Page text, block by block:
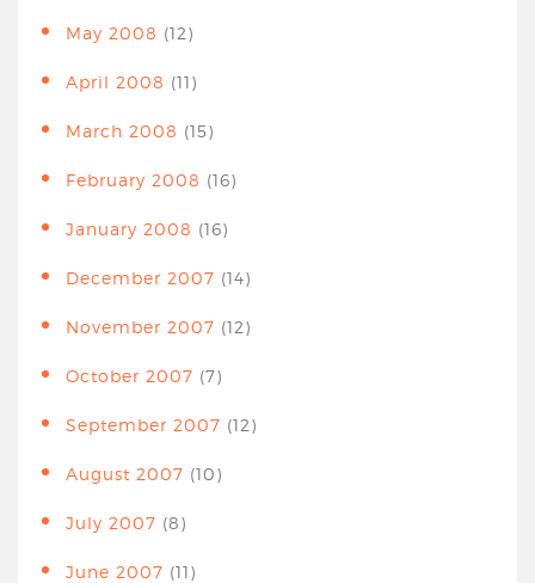
May 2008 (12)
April 2008 (11)
March 2008 (15)
February 2008 (16)
January 2008 (16)
December 2007 (14)
November 2007 (12)
October 2007 (7)
September 2007 (12)
August 2007 (10)
July 2007 (8)
June 2007 (11)